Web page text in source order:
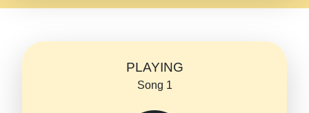
PLAYING
Song 1